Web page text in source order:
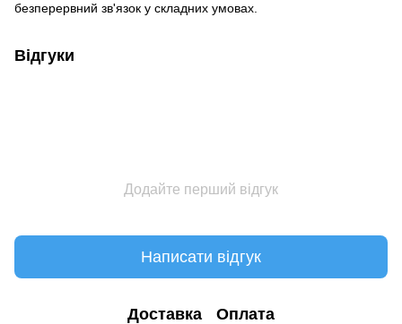
безперервний зв'язок у складних умовах.
Відгуки
Додайте перший відгук
Написати відгук
Доставка Оплата